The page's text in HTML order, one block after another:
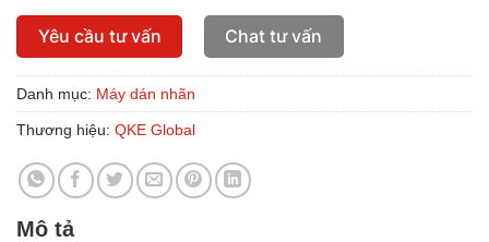
Yêu cầu tư vấn Chat tư vấn
Danh mục: Máy dán nhãn
Thương hiệu: QKE Global
Mô tả